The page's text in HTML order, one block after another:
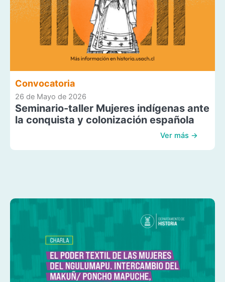
Convocatoria
26 de Mayo de 2026
Seminario-taller Mujeres indígenas ante
la conquista y colonización española
Ver más →